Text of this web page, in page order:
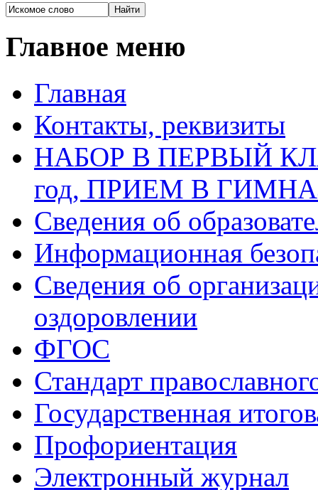
Главное меню
Главная
Контакты, реквизиты
НАБОР В ПЕРВЫЙ
год, ПРИЕМ В
Сведения об
Информационная
Сведения об
оздоровлении
ФГОС
Стандарт
Государственная
Профориентация
Электронный журнал